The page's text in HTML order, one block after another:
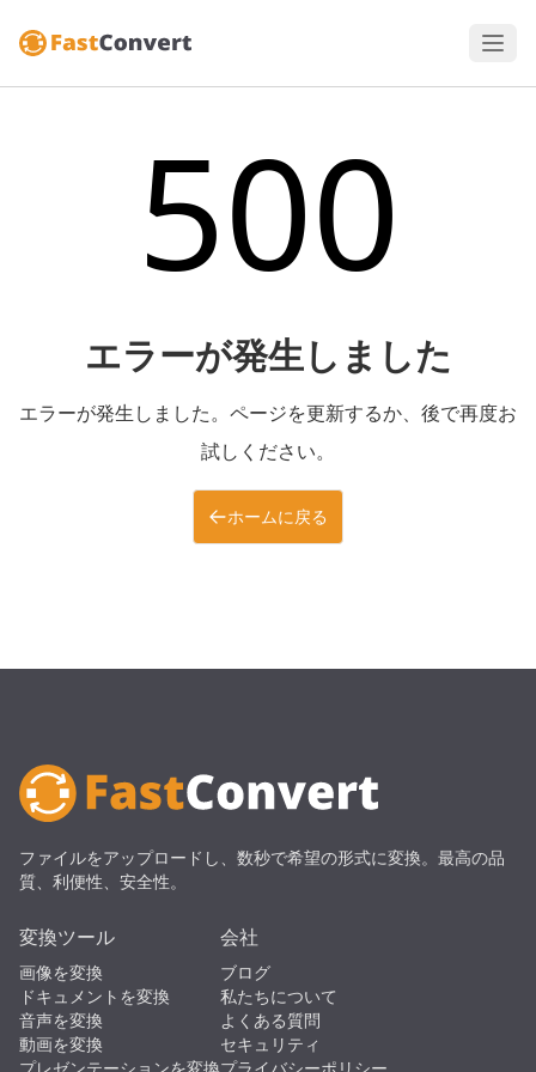
500
エラーが発生しました
エラーが発生しました。ページを更新するか、後で再度お
試しください。
ホームに戻る
ファイルをアップロードし、数秒で希望の形式に変換。最高の品
質、利便性、安全性。
変換ツール
画像を変換
ドキュメントを変換
音声を変換
動画を変換
会社
ブログ
私たちについて
よくある質問
セキュリティ